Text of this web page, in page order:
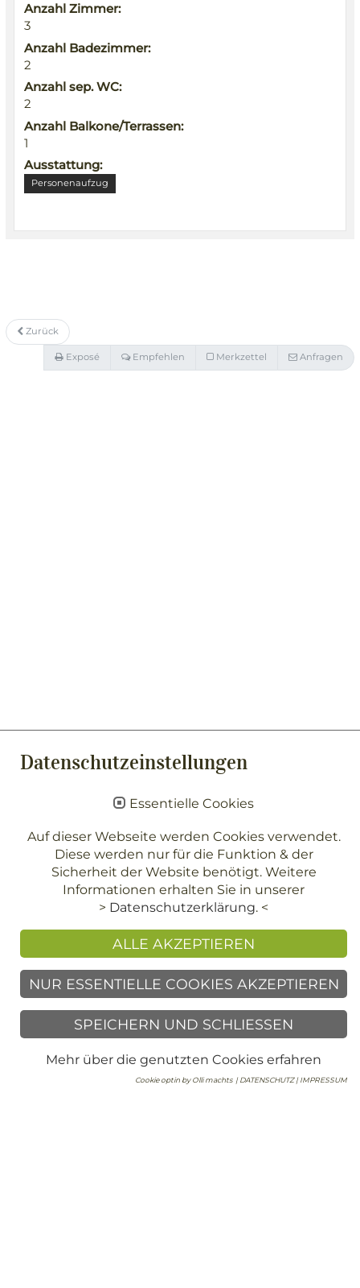
Anzahl Zimmer:
3
Anzahl Badezimmer:
2
Anzahl sep. WC:
2
Anzahl Balkone/Terrassen:
1
Ausstattung:
Personenaufzug
Zurück
Exposé Empfehlen Merkzettel Anfragen
Immobilienvermittlung
Regina Stanger Immobilien GmbH
Andreas-Hofer-Straße 6
6020 Innsbruck
Datenschutzeinstellungen
Essentielle Cookies
Auf dieser Webseite werden Cookies verwendet.
Diese werden nur für die Funktion & der
Sicherheit der Website benötigt. Weitere
Informationen erhalten Sie in unserer
> Datenschutzerklärung. <
ALLE AKZEPTIEREN
NUR ESSENTIELLE COOKIES AKZEPTIEREN
SPEICHERN UND SCHLIESSEN
Mehr über die genutzten Cookies erfahren
Cookie optin by Olli machts| DATENSCHUTZ |IMPRESSUM